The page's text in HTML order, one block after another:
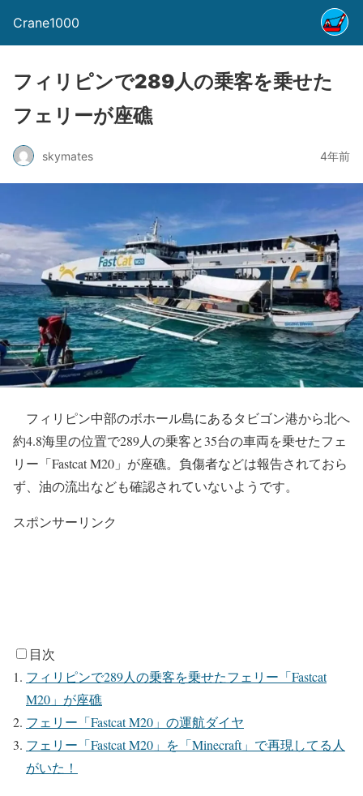
Crane1000
フィリピンで289人の乗客を乗せた
フェリーが座礁
skymates 4年前
フィリピン中部のボホール島にあるタビゴン港から北へ
約4.8海里の位置で289人の乗客と35台の車両を乗せたフェ
リー「Fastcat M20 」が座礁。負傷者などは報告されておら
ず、油の流出なども確認されていないようです。
スポンサーリンク
目次
フィリピンで289人の乗客を乗せたフェリー「Fastcat
M20」が座礁
フェリー「Fastcat M20」の運航ダイヤ
フェリー「Fastcat M20」を「Minecraft」で再現してる人
がいた！